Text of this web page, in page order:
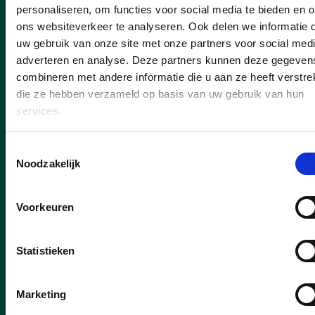
personaliseren, om functies voor social media te bieden en
ons websiteverkeer te analyseren. Ook delen we informatie
uw gebruik van onze site met onze partners voor social
adverteren en analyse. Deze partners kunnen deze
combineren met andere informatie die u aan ze heeft
die ze hebben verzameld op basis van uw gebruik van hun
services.
Noodzakelijk
Voorkeuren
Statistieken
Marketing
Nieuwe concessionaris voor
Capellebeemden
27/07/26
Vorst en bij uitbreiding voor heel Laakdal.
ontmoetingscentrum Capellebeemden
T’s DanceXplosion wordt door het College